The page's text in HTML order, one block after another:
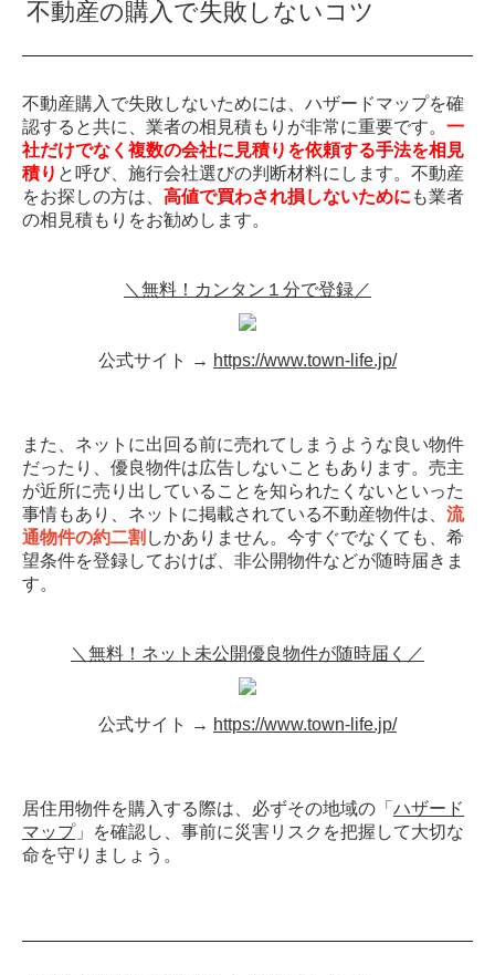
不動産の購入で失敗しないコツ
不動産購入で失敗しないためには、ハザードマップを確
認すると共に、業者の相見積もりが非常に重要です。 一
社だけでなく複数の会社に見積りを依頼する手法を相見
積り と呼び、施行会社選びの判断材料にします。不動産
をお探しの方は、 高値で買わされ損しないために も業者
の相見積もりをお勧めします。
＼無料！カンタン１分で登録／
公式サイト → https://www.town-life.jp/
また、ネットに出回る前に売れてしまうような良い物件
だったり、優良物件は広告しないこともあります。売主
が近所に売り出していることを知られたくないといった
事情もあり、ネットに掲載されている不動産物件は、 流
通物件の約二割 しかありません。今すぐでなくても、希
望条件を登録しておけば、非公開物件などが随時届きま
す。
＼無料！ネット未公開優良物件が随時届く／
公式サイト → https://www.town-life.jp/
居住用物件を購入する際は、必ずその地域の「 ハザード
マップ」を確認し、事前に災害リスクを把握して大切な
命を守りましょう。